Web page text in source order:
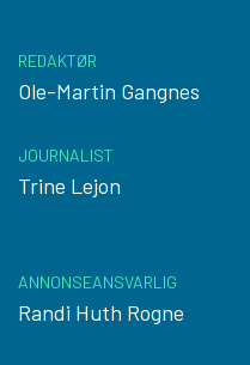
REDAKTØR
Ole-Martin Gangnes
JOURNALIST
Trine Lejon
ANNONSEANSVARLIG
Randi Huth Rogne